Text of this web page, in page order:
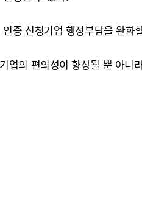
증 신청기업 행정부담을 완화
의 편의성이 향상될 뿐 아